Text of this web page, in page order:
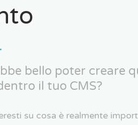
bello poter creare
il tuo CMS?
su cosa è realmente